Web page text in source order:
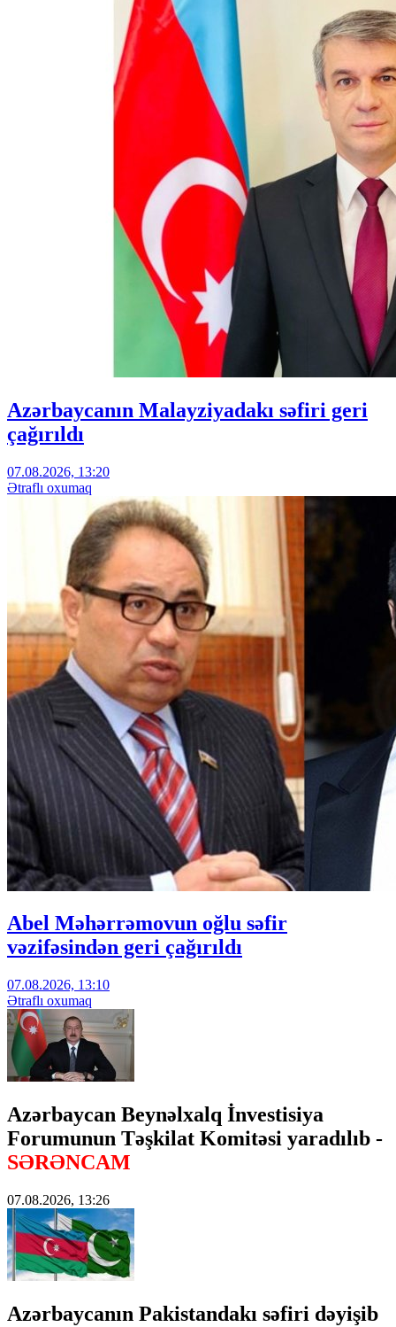
Azərbaycanın Malayziyadakı səfiri geri
çağırıldı
07.08.2026, 13:20
Ətraflı oxumaq
Abel Məhərrəmovun oğlu səfir
vəzifəsindən geri çağırıldı
07.08.2026, 13:10
Ətraflı oxumaq
Azərbaycan Beynəlxalq İnvestisiya
Forumunun Təşkilat Komitəsi yaradılıb -
SƏRƏNCAM
07.08.2026, 13:26
Azərbaycanın Pakistandakı səfiri dəyişib